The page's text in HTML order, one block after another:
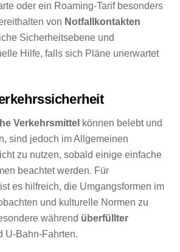
oder ein Roaming-Tarif besonders
von Notfallkontakten
Sicherheitsebene und
Hilfe, falls sich Pläne unerwartet
Verkehrsmittel können belebt und
sind jedoch im Allgemeinen
zu nutzen, sobald einige einfache
beachtet werden. Für
es hilfreich, die Umgangsformen im
und kulturelle Normen zu
während überfüllter
U-Bahn-Fahrten.